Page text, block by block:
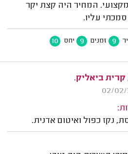
המחיר היה קצת יקר
סמכתי עליו.
9 זמנים 9 יחס 10
קרית ביאליק.
נקז כפול ואיטום אדנית.